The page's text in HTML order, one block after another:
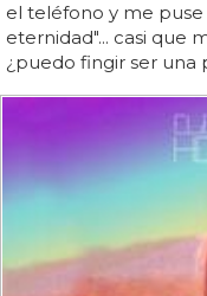
el teléfono y me
eternidad"... casi que
¿puedo fingir ser una